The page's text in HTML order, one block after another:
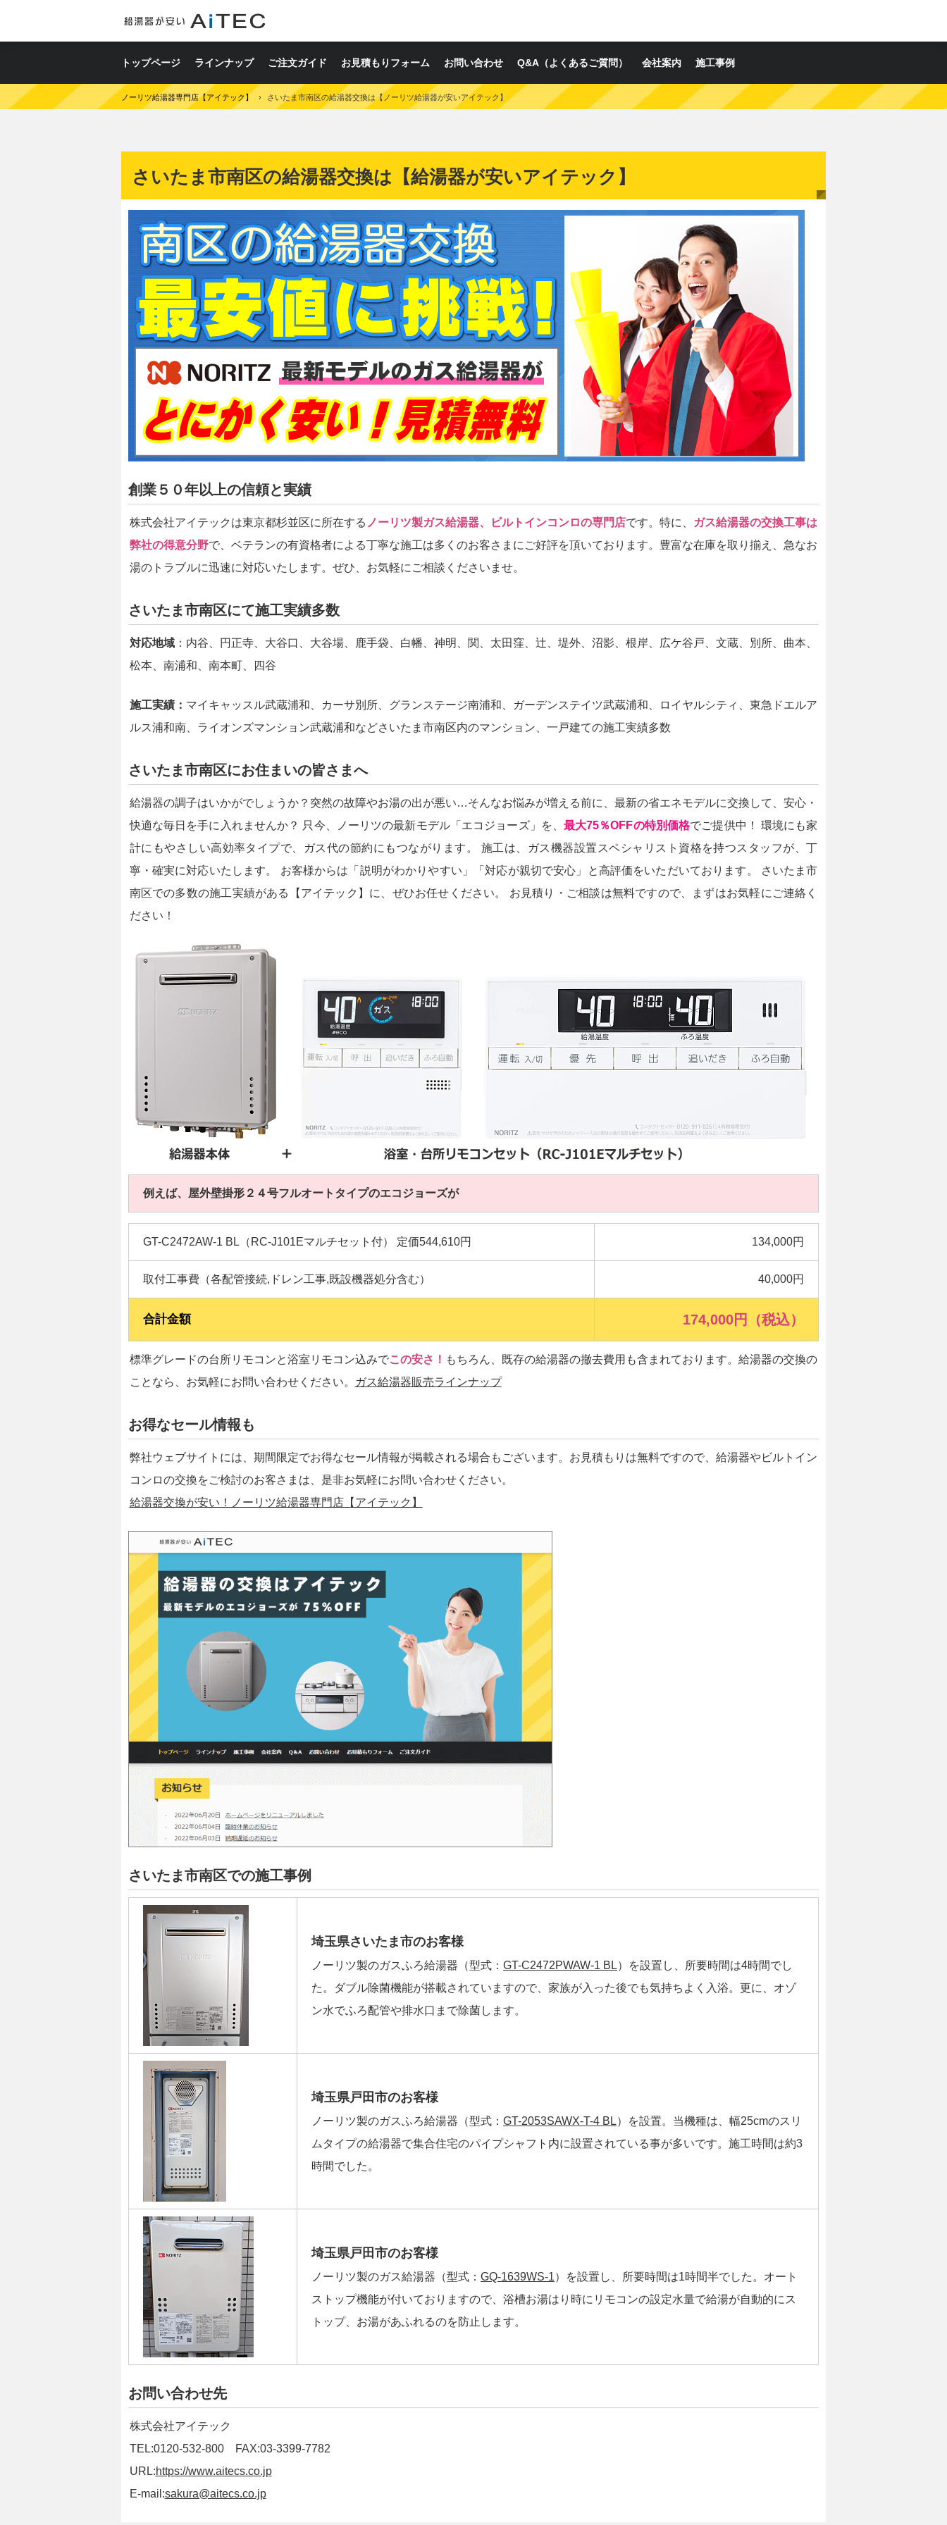
トップページ ラインナップ ご注文ガイド お見積もりフォーム お問い合わせ Q&A（よくあるご質問） 会社案内 施工事例
ノーリツ給湯器専門店【アイテック】 › さいたま市南区の給湯器交換は【ノーリツ給湯器が安いアイテック】
さいたま市南区の給湯器交換は【給湯器が安いアイテック】
創業５０年以上の信頼と実績
株式会社アイテックは東京都杉並区に所在する ノーリツ製ガス給湯器、ビルトインコンロの専門店です。特に、
ガス給湯器の交換工事は
弊社の得意分野で、ベテランの有資格者による丁寧な施工は多くのお客さまにご好評を頂いております。豊富な在庫を取り揃え、急なお
湯のトラブルに迅速に対応いたします。ぜひ、お気軽にご相談くださいませ。
さいたま市南区にて施工実績多数
対応地域：内谷、円正寺、大谷口、大谷場、鹿手袋、白幡、神明、関、太田窪、辻、堤外、沼影、根岸、広ケ谷戸、文蔵、別所、曲本、
松本、南浦和、南本町、四谷
施工実績： マイキャッスル武蔵浦和、カーサ別所、グランステージ南浦和、ガーデンステイツ武蔵浦和、ロイヤルシティ、東急ドエルア
ルス浦和南、ライオンズマンション武蔵浦和などさいたま市南区内のマンション、一戸建ての施工実績多数
さいたま市南区にお住まいの皆さまへ
給湯器の調子はいかがでしょうか？突然の故障やお湯の出が悪い…そんなお悩みが増える前に、最新の省エネモデルに交換して、安心・
快適な毎日を手に入れませんか？ 只今、ノーリツの最新モデル「エコジョーズ」を、最大75％OFFの特別価格でご提供中！ 環境にも家
計にもやさしい高効率タイプで、ガス代の節約にもつながります。 施工は、ガス機器設置スペシャリスト資格を持つスタッフが、丁
寧・確実に対応いたします。 お客様からは「説明がわかりやすい」「対応が親切で安心」と高評価をいただいております。 さいたま市
南区での多数の施工実績がある【アイテック】に、ぜひお任せください。 お見積り・ご相談は無料ですので、まずはお気軽にご連絡く
ださい！
例えば、屋外壁掛形２４号フルオートタイプのエコジョーズが
GT-C2472AW-1 BL（RC-J101Eマルチセット付） 定価544,610円 134,000円
取付工事費（各配管接続,ドレン工事,既設機器処分含む） 40,000円
合計金額 174,000円（税込）
標準グレードの台所リモコンと浴室リモコン込みでこの安さ！ もちろん、既存の給湯器の撤去費用も含まれております。給湯器の交換の
ことなら、お気軽にお問い合わせください。
ガス給湯器販売ラインナップ
お得なセール情報も
弊社ウェブサイトには、期間限定でお得なセール情報が掲載される場合もございます。お見積もりは無料ですので、給湯器やビルトイン
コンロの交換をご検討のお客さまは、是非お気軽にお問い合わせください。
給湯器交換が安い！ノーリツ給湯器専門店【アイテック】
さいたま市南区での施工事例
埼玉県さいたま市のお客様
ノーリツ製のガスふろ給湯器（型式： GT-C2472PWAW-1 BL）を設置し、所要時間は4時間でし
た。ダブル除菌機能が搭載されていますので、家族が入った後でも気持ちよく入浴。更に、オゾ
ン水でふろ配管や排水口まで除菌します。
埼玉県戸田市のお客様
ノーリツ製のガスふろ給湯器（型式： GT-2053SAWX-T-4 BL）を設置。当機種は、幅25cmのスリ
ムタイプの給湯器で集合住宅のパイプシャフト内に設置されている事が多いです。施工時間は約3
時間でした。
埼玉県戸田市のお客様
ノーリツ製のガス給湯器（型式： GQ-1639WS-1）を設置し、所要時間は1時間半でした。オート
ストップ機能が付いておりますので、浴槽お湯はり時にリモコンの設定水量で給湯が自動的にス
トップ、お湯があふれるのを防止します。
お問い合わせ先
株式会社アイテック
TEL:0120-532-800 FAX:03-3399-7782
URL:https://www.aitecs.co.jp
E-mail:sakura@aitecs.co.jp